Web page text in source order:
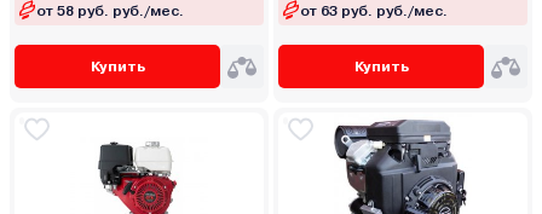
от 58 руб. руб./мес.
Купить
от 63 руб. руб./мес.
Купить